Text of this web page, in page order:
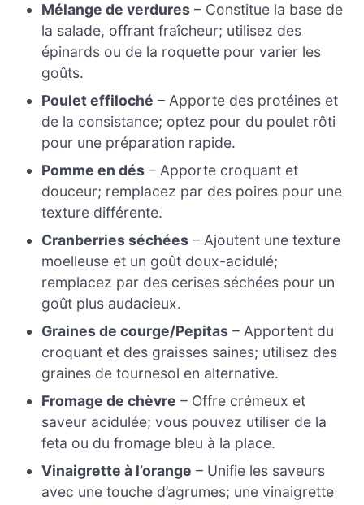
Mélange de verdures – Constitue la base de
la salade, offrant fraîcheur; utilisez des
épinards ou de la roquette pour varier les
goûts.
Poulet effiloché – Apporte des protéines et
de la consistance; optez pour du poulet rôti
pour une préparation rapide.
Pomme en dés – Apporte croquant et
douceur; remplacez par des poires pour une
texture différente.
Cranberries séchées – Ajoutent une texture
moelleuse et un goût doux-acidulé;
remplacez par des cerises séchées pour un
goût plus audacieux.
Graines de courge/Pepitas – Apportent du
croquant et des graisses saines; utilisez des
graines de tournesol en alternative.
Fromage de chèvre – Offre crémeux et
saveur acidulée; vous pouvez utiliser de la
feta ou du fromage bleu à la place.
Vinaigrette à l’orange – Unifie les saveurs
avec une touche d’agrumes; une vinaigrette